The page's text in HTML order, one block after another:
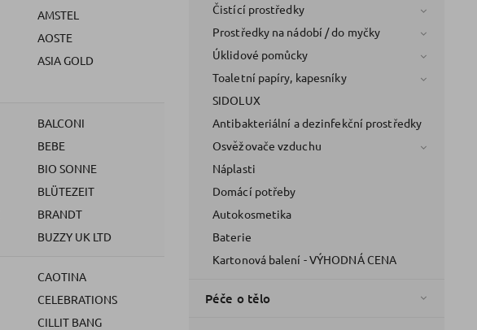
Čistící prostředky
Prostředky na nádobí / do myčky
Úklidové pomůcky
Toaletní papíry, kapesníky
SIDOLUX
Antibakteriální a dezinfekční prostředky
Osvěžovače vzduchu
Náplasti
Domácí potřeby
Autokosmetika
Baterie
Kartonová balení - VÝHODNÁ CENA
Péče o tělo
AMSTEL
AOSTE
ASIA GOLD
BALCONI
BEBE
BIO SONNE
BLÜTEZEIT
BRANDT
BUZZY UK LTD
CAOTINA
CELEBRATIONS
CILLIT BANG